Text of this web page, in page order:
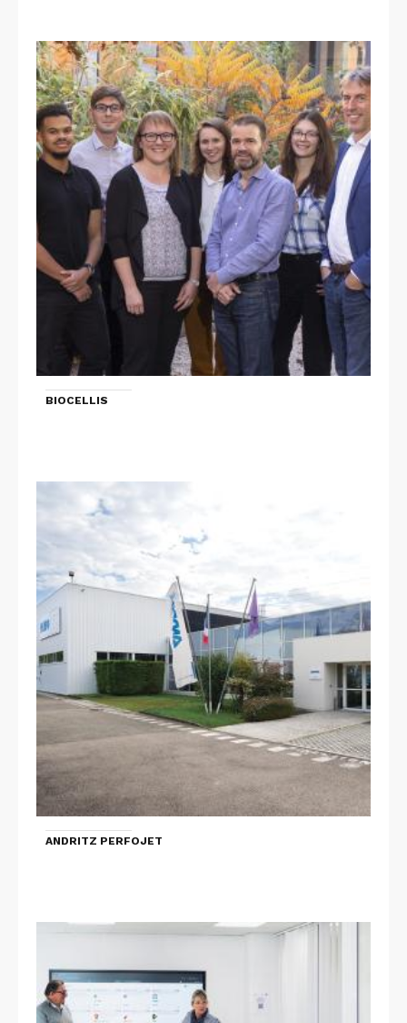
BIOCELLIS
ANDRITZ PERFOJET